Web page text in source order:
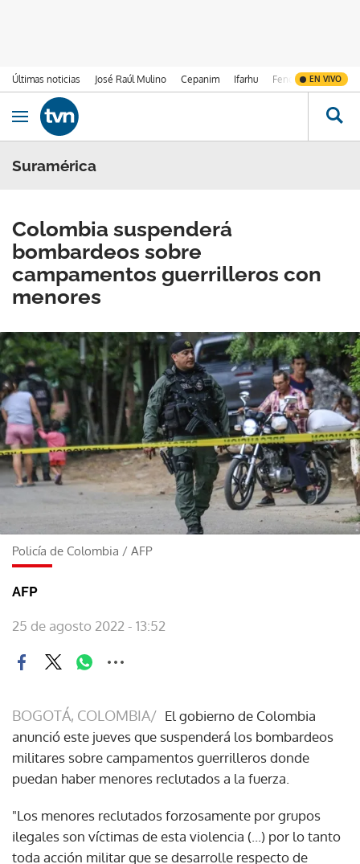
Últimas noticias José Raúl Mulino Cepanim Ifarhu Fenómeno de El
EN VIVO
Ir al contenido
Obrir navegació
Suramérica
Colombia suspenderá
bombardeos sobre
campamentos guerrilleros con
menores
Policía de Colombia / AFP
AFP
25 de agosto 2022 - 13:52
BOGOTÁ, COLOMBIA/ El gobierno de Colombia
anunció este jueves que suspenderá los bombardeos
militares sobre campamentos guerrilleros donde
puedan haber menores reclutados a la fuerza.
"Los menores reclutados forzosamente por grupos
ilegales son víctimas de esta violencia (...) por lo tanto
toda acción militar que se desarrolle respecto de